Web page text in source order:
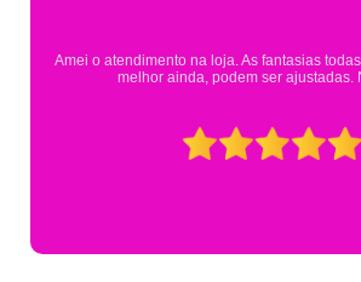
e
Pesquisei em mais de 20
Eureka. Cheguei
mesmo